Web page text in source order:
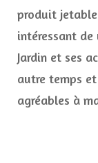
produit
intéressant de
Jardin et ses
autre temps
agréables à